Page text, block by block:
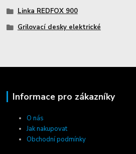
Linka REDFOX 900
Grilovací desky elektrické
Informace pro zákazníky
O nás
Jak nakupovat
Obchodní podmínky